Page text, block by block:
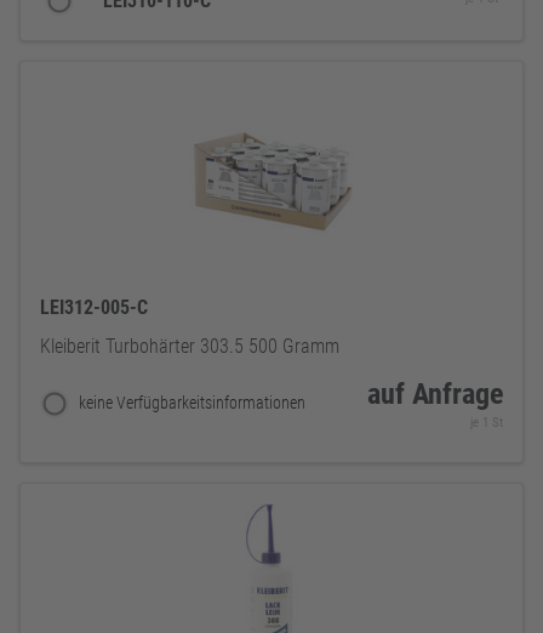
LEI312-005-C
Kleiberit Turbohärter 303.5 500 Gramm
keine Verfügbarkeitsinformationen auf Anfrage
je 1 St